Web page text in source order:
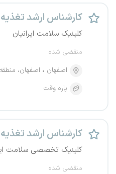
کارشناس ارشد تغذیه
کلینیک سلامت ایرانیان
منقضی شده
اصفهان
اصفهان، منطقه ۱، آذر
پاره وقت
کارشناس ارشد تغذیه
کلینیک تخصصی سلامت
منقضی شده